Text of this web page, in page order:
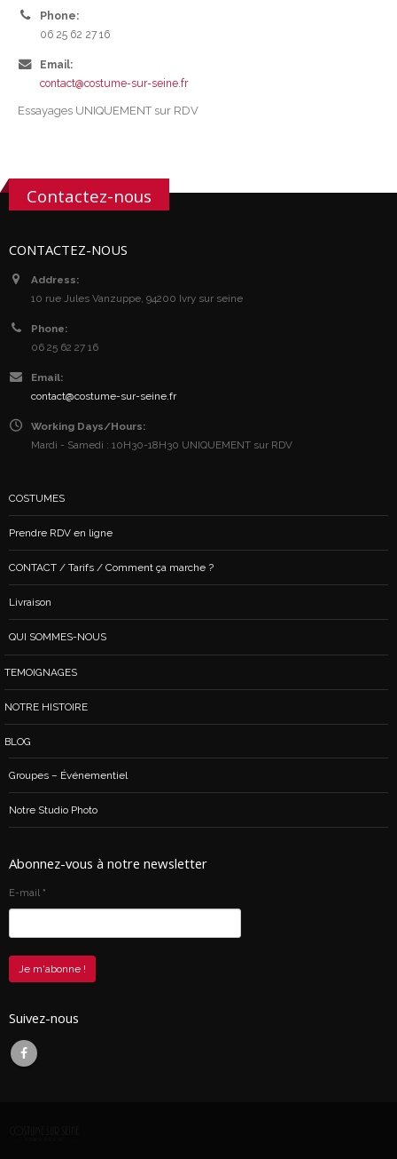
Phone:
06 25 62 27 16
Email:
contact@costume-sur-seine.fr
Essayages UNIQUEMENT sur RDV
Contactez-nous
CONTACTEZ-NOUS
Address:
10 rue Jules Vanzuppe, 94200 Ivry sur seine
Phone:
06 25 62 27 16
Email:
contact@costume-sur-seine.fr
Working Days/Hours:
Mardi - Samedi : 10H30-18H30 UNIQUEMENT sur RDV
COSTUMES
Prendre RDV en ligne
CONTACT / Tarifs / Comment ça marche ?
Livraison
QUI SOMMES-NOUS
TEMOIGNAGES
NOTRE HISTOIRE
BLOG
Groupes – Événementiel
Notre Studio Photo
Abonnez-vous à notre newsletter
E-mail *
Suivez-nous